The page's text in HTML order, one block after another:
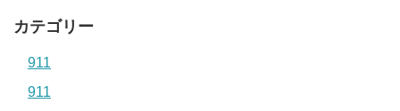
カテゴリー
911
911